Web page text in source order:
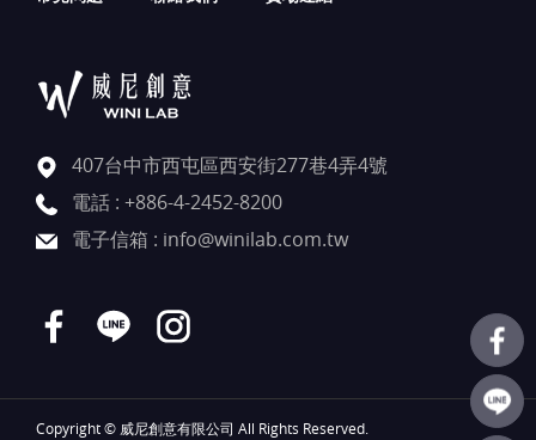
407台中市西屯區西安街277巷4弄4號
電話 : +886-4-2452-8200
電子信箱 : info@winilab.com.tw
Copyright © 威尼創意有限公司 All Rights Reserved.